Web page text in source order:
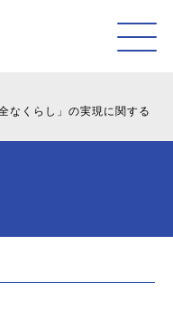
なくらし」の実現に関する